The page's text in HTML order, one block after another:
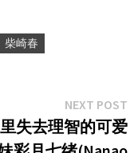
柴崎春
NEXT POST
失去理智的可爱